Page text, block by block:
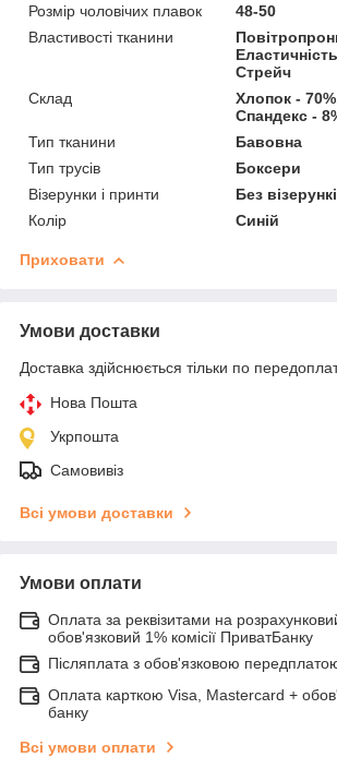
Розмір чоловічих плавок
48-50
Властивості тканини
Стрейч
Склад
Хлопок -
Спандекс -
Тип тканини
Бавовна
Тип трусів
Боксери
Візерунки і принти
Без
Колір
Синій
Приховати
Умови доставки
Доставка здійснюється тільки по
Нова Пошта
Укрпошта
Самовивіз
Всі умови доставки
Умови оплати
Оплата за реквізитами на
обов'язковий 1% комісії ПриватБанку
Післяплата з обов'язковою
Оплата карткою Visa, Mastercard +
банку
Всі умови оплати